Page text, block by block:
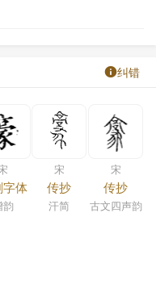
纠错
字体
韵
宋
传抄
汗简
宋
传抄
古文四声韵